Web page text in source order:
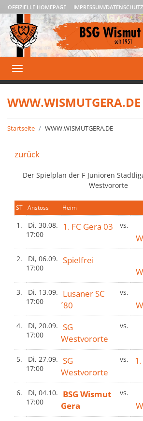
OFFIZIELLE HOMEPAGE IMPRESSUM/DATENSCHUTZ
Toggle
navigation
WWW.WISMUTGERA.DE
Startseite WWW.WISMUTGERA.DE
zurück
Der Spielplan der F-Junioren
Westvororte
ST Anstoss Heim
1.
Di, 30.08.
17:00
1. FC Gera 03 vs.
2.
Di, 06.09.
17:00
Spielfrei
3.
Di, 13.09.
17:00
Lusaner SC
´80
vs.
4.
Di, 20.09.
17:00
SG
Westvororte
vs.
5.
Di, 27.09.
17:00
SG
Westvororte
vs.
6.
Di, 04.10.
17:00
BSG Wismut
Gera
vs.